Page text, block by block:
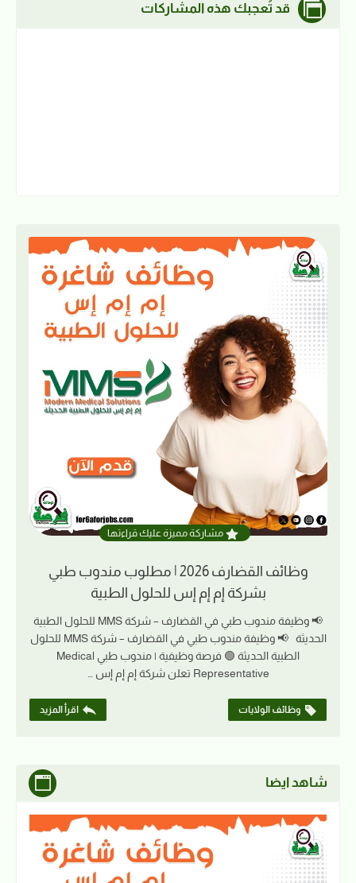
قد تُعجبك هذه المشاركات
مشاركة مميزة عليك قراءتها
وظائف القضارف 2026 | مطلوب مندوب طبي
بشركة إم إم إس للحلول الطبية
📢 وظيفة مندوب طبي في القضارف – شركة MMS للحلول الطبية
الحديثة 📢 وظيفة مندوب طبي في القضارف – شركة MMS للحلول
الطبية الحديثة 🟢 فرصة وظيفية | مندوب طبي Medical
Representative تعلن شركة إم إم إس …
وظائف الولايات اقرأ المزيد
شاهد ايضا